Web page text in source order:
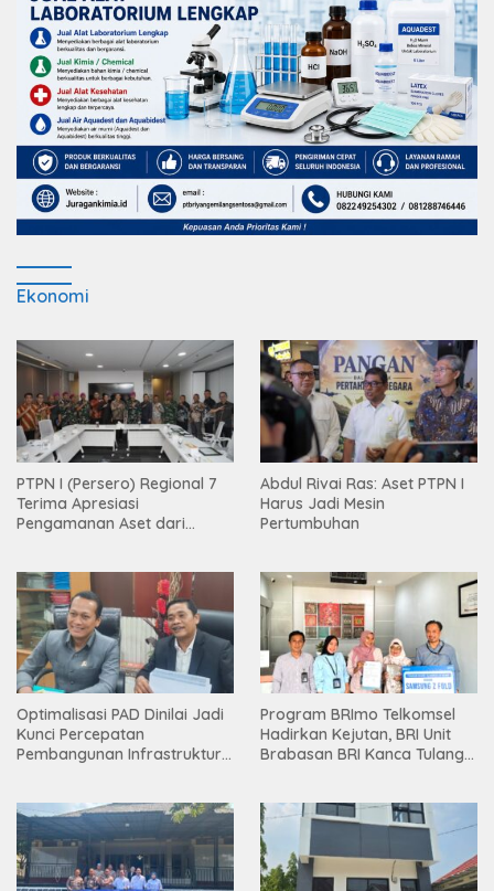
Ekonomi
PTPN I (Persero) Regional 7
Terima Apresiasi
Pengamanan Aset dari
Abdul Rivai Ras: Aset PTPN I
Harus Jadi Mesin
Pertumbuhan
Optimalisasi PAD Dinilai Jadi
Kunci Percepatan
Pembangunan Infrastruktur
Program BRImo Telkomsel
Hadirkan Kejutan, BRI Unit
Brabasan BRI Kanca Tulang
Mesuji